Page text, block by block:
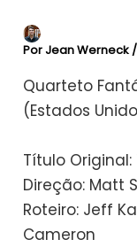
PorJean Werneck
Quarteto
(Estados
Título Original:
Direção: Matt
Roteiro: Jeff
Cameron